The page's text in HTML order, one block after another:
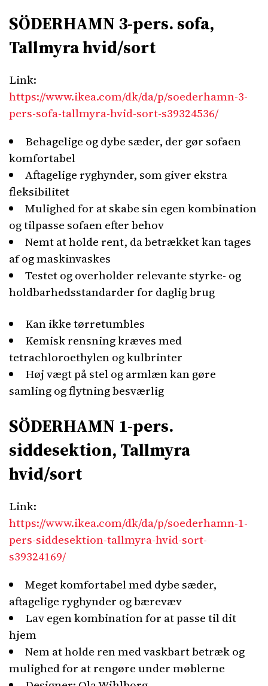
SÖDERHAMN 3-pers. sofa,
Tallmyra hvid/sort
Link:
https://www.ikea.com/dk/da/p/soederhamn-3-
pers-sofa-tallmyra-hvid-sort-s39324536/
Behagelige og dybe sæder, der gør sofaen
komfortabel
Aftagelige ryghynder, som giver ekstra
fleksibilitet
Mulighed for at skabe sin egen kombination
og tilpasse sofaen efter behov
Nemt at holde rent, da betrækket kan tages
af og maskinvaskes
Testet og overholder relevante styrke- og
holdbarhedsstandarder for daglig brug
Kan ikke tørretumbles
Kemisk rensning kræves med
tetrachloroethylen og kulbrinter
Høj vægt på stel og armlæn kan gøre
samling og flytning besværlig
SÖDERHAMN 1-pers.
siddesektion, Tallmyra
hvid/sort
Link:
https://www.ikea.com/dk/da/p/soederhamn-1-
pers-siddesektion-tallmyra-hvid-sort-
s39324169/
Meget komfortabel med dybe sæder,
aftagelige ryghynder og bærevæv
Lav egen kombination for at passe til dit
hjem
Nem at holde ren med vaskbart betræk og
mulighed for at rengøre under møblerne